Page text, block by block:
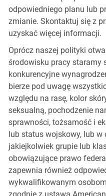
odpowiedniego planu lub
zmianie. Skontaktuj się z
uzyskać więcej informacji.
Oprócz naszej polityki
środowisku pracy staramy
konkurencyjne
bierze pod uwagę
względu na rasę, kolor
seksualną, pochodzenie
sprawności, tożsamość i
lub status wojskowy, lub
jakiejkolwiek grupie lub
obowiązujące prawo
zapewnia również
wykwalifikowanym
zgodnie z ustawą